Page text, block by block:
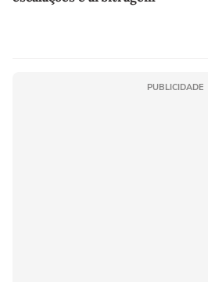
PUBLICIDADE